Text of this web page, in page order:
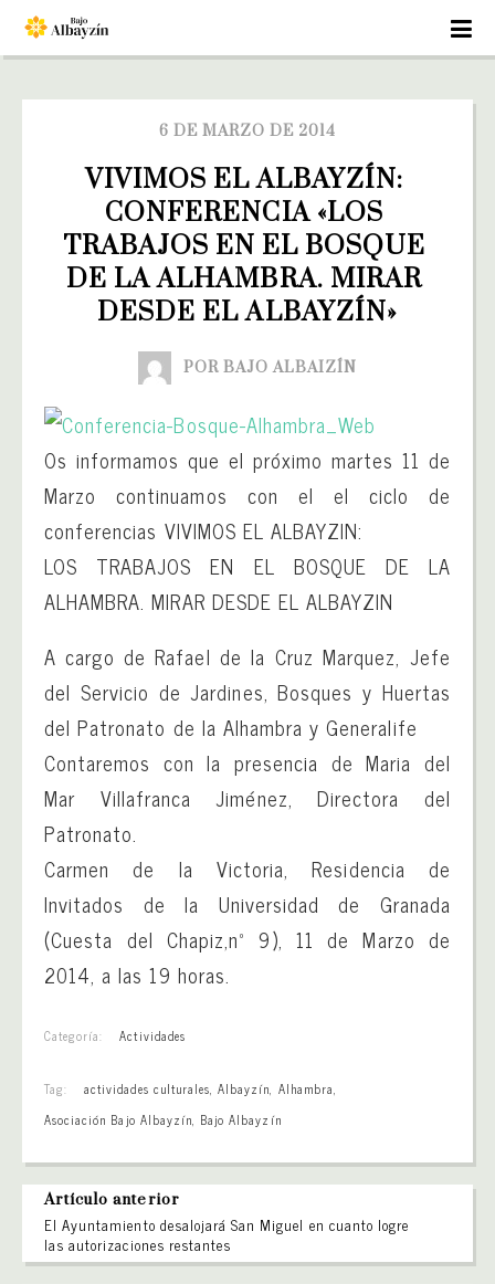
6 DE MARZO DE 2014
VIVIMOS EL ALBAYZÍN:
CONFERENCIA «LOS
TRABAJOS EN EL BOSQUE
DE LA ALHAMBRA. MIRAR
DESDE EL ALBAYZÍN»
POR BAJO ALBAIZÍN
Os informamos que el próximo martes 11 de
Marzo continuamos con el el ciclo de
conferencias VIVIMOS EL ALBAYZIN:
LOS TRABAJOS EN EL BOSQUE DE LA
ALHAMBRA. MIRAR DESDE EL ALBAYZIN
A cargo de Rafael de la Cruz Marquez, Jefe
del Servicio de Jardines, Bosques y Huertas
del Patronato de la Alhambra y Generalife
Contaremos con la presencia de Maria del
Mar Villafranca Jiménez, Directora del
Patronato.
Carmen de la Victoria, Residencia de
Invitados de la Universidad de Granada
(Cuesta del Chapiz,nº 9), 11 de Marzo de
2014, a las 19 horas.
Categoría: Actividades
Tag: actividades culturales,Albayzín, Alhambra,
Asociación Bajo Albayzín, Bajo Albayzín
Artículo anterior
El Ayuntamiento desalojará San Miguel en cuanto logre
las autorizaciones restantes